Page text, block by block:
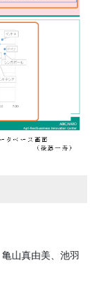
山真由美、池羽